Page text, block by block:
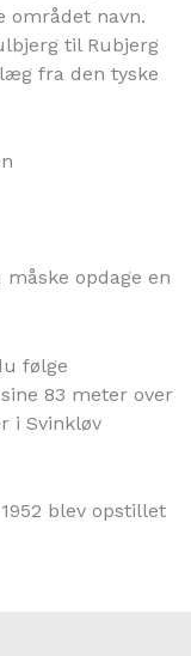
området navn.
til Rubjerg
fra den tyske
opdage en
følge
83 meter over
i Svinkløv
blev opstillet